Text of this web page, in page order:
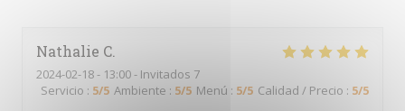
Nathalie C
2024-02-18- 13:00 - Invitados 7
Servicio : 5/5 Ambiente : 5/5 Menú : 5/5 Calidad / Precio : 5/5